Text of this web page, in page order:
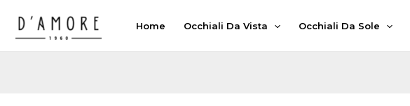
Home Occhiali Da Vista Occhiali Da Sole